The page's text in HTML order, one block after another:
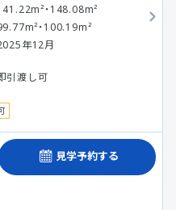
・148.08m²
・100.19m²
年12月
引渡し可
見学予約する